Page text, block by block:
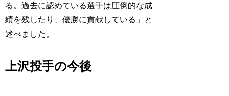
る。過去に認めている選手は圧倒的な成
績を残したり、優勝に貢献している」と
述べました。
上沢投手の今後